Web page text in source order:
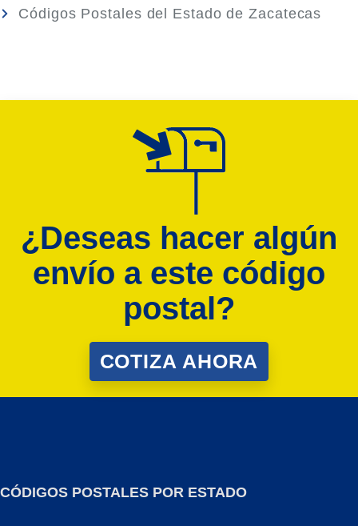
Códigos Postales del Estado de Zacatecas
¿Deseas hacer algún
envío a este código
postal?
COTIZA AHORA
CÓDIGOS POSTALES POR ESTADO